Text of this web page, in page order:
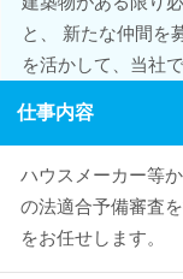
と、 新たな仲間を
を活かして、当社
仕事内容
ハウスメーカー等
の法適合予備審査
をお任せします。